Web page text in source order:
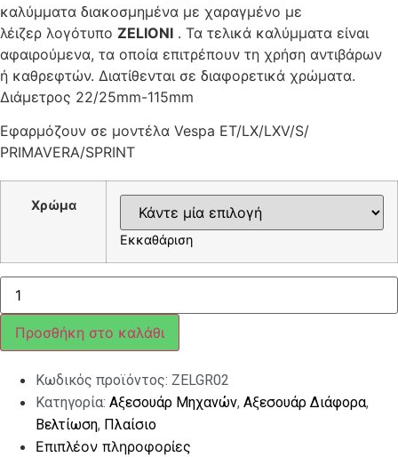
καλύμματα διακοσμημένα με χαραγμένο με
λέιζερ λογότυπο ZELIONI . Τα τελικά καλύμματα είναι
αφαιρούμενα, τα οποία επιτρέπουν τη χρήση αντιβάρων
ή καθρεφτών. Διατίθενται σε διαφορετικά χρώματα.
Διάμετρος 22/25mm-115mm
Εφαρμόζουν σε μοντέλα Vespa ET/LX/LXV/S/
PRIMAVERA/SPRINT
Χρώμα
Εκκαθάριση
ΓΚΡΙΠ
ΤΙΜΟΝΙΟΥ
ΣΕΤ
ZELIONI
LX/PRIMAVERA/SPRINT
ποσότητα
Προσθήκη στο καλάθι
Κωδικός προϊόντος: ZELGR02
Κατηγορία: Αξεσουάρ Μηχανών, Αξεσουάρ Διάφορα,
Βελτίωση, Πλαίσιο
Επιπλέον πληροφορίες